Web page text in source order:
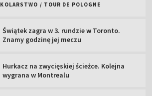
KOLARSTWO / TOUR DE POLOGNE
Świątek zagra w 3. rundzie w Toronto.
Znamy godzinę jej meczu
Hurkacz na zwycięskiej ścieżce. Kolejna
wygrana w Montrealu